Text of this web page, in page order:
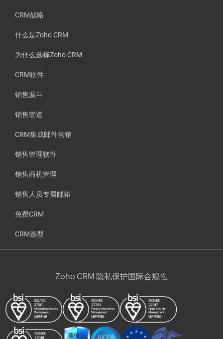
CRM战略
什么是Zoho CRM
为什么选择Zoho CRM
CRM软件
销售漏斗
销售管道
CRM集成邮件营销
销售管理软件
销售商机管理
销售人员专属邮箱
免费CRM
CRM选型
Zoho CRM 隐私保护国际合规性